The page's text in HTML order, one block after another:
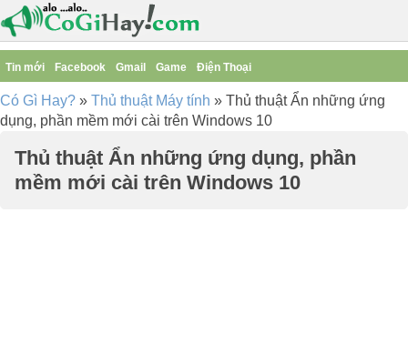
Tin mới Facebook Gmail Game Điện Thoại
Có Gì Hay? » Thủ thuật Máy tính » Thủ thuật Ẩn những ứng
dụng, phần mềm mới cài trên Windows 10
Thủ thuật Ẩn những ứng dụng, phần
mềm mới cài trên Windows 10